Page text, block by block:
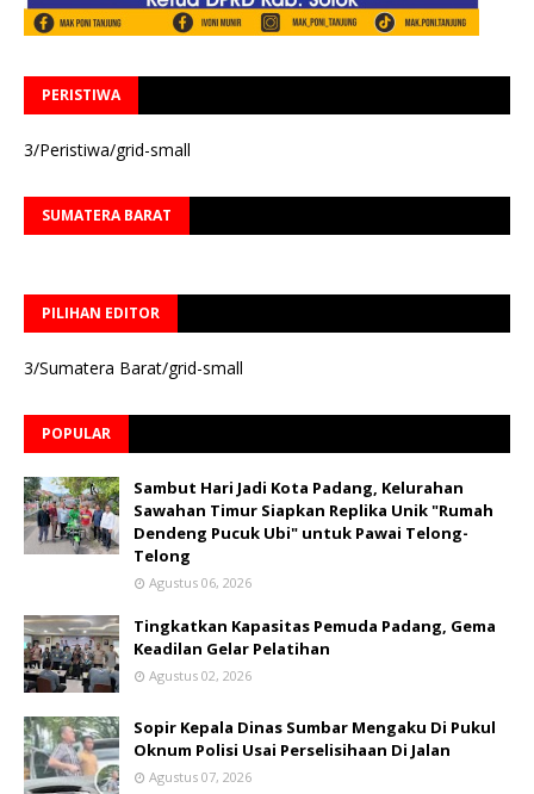
PERISTIWA
3/Peristiwa/grid-small
SUMATERA BARAT
PILIHAN EDITOR
3/Sumatera Barat/grid-small
POPULAR
Sambut Hari Jadi Kota Padang, Kelurahan
Sawahan Timur Siapkan Replika Unik "Rumah
Dendeng Pucuk Ubi" untuk Pawai Telong-
Telong
Agustus 06, 2026
Tingkatkan Kapasitas Pemuda Padang, Gema
Keadilan Gelar Pelatihan
Agustus 02, 2026
Sopir Kepala Dinas Sumbar Mengaku Di Pukul
Oknum Polisi Usai Perselisihaan Di Jalan
Agustus 07, 2026